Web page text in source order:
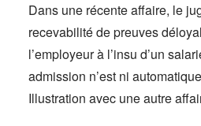
Dans une récente affaire, le
recevabilité de preuves
l’employeur à l’insu d’un
admission n’est ni
Illustration avec une autre